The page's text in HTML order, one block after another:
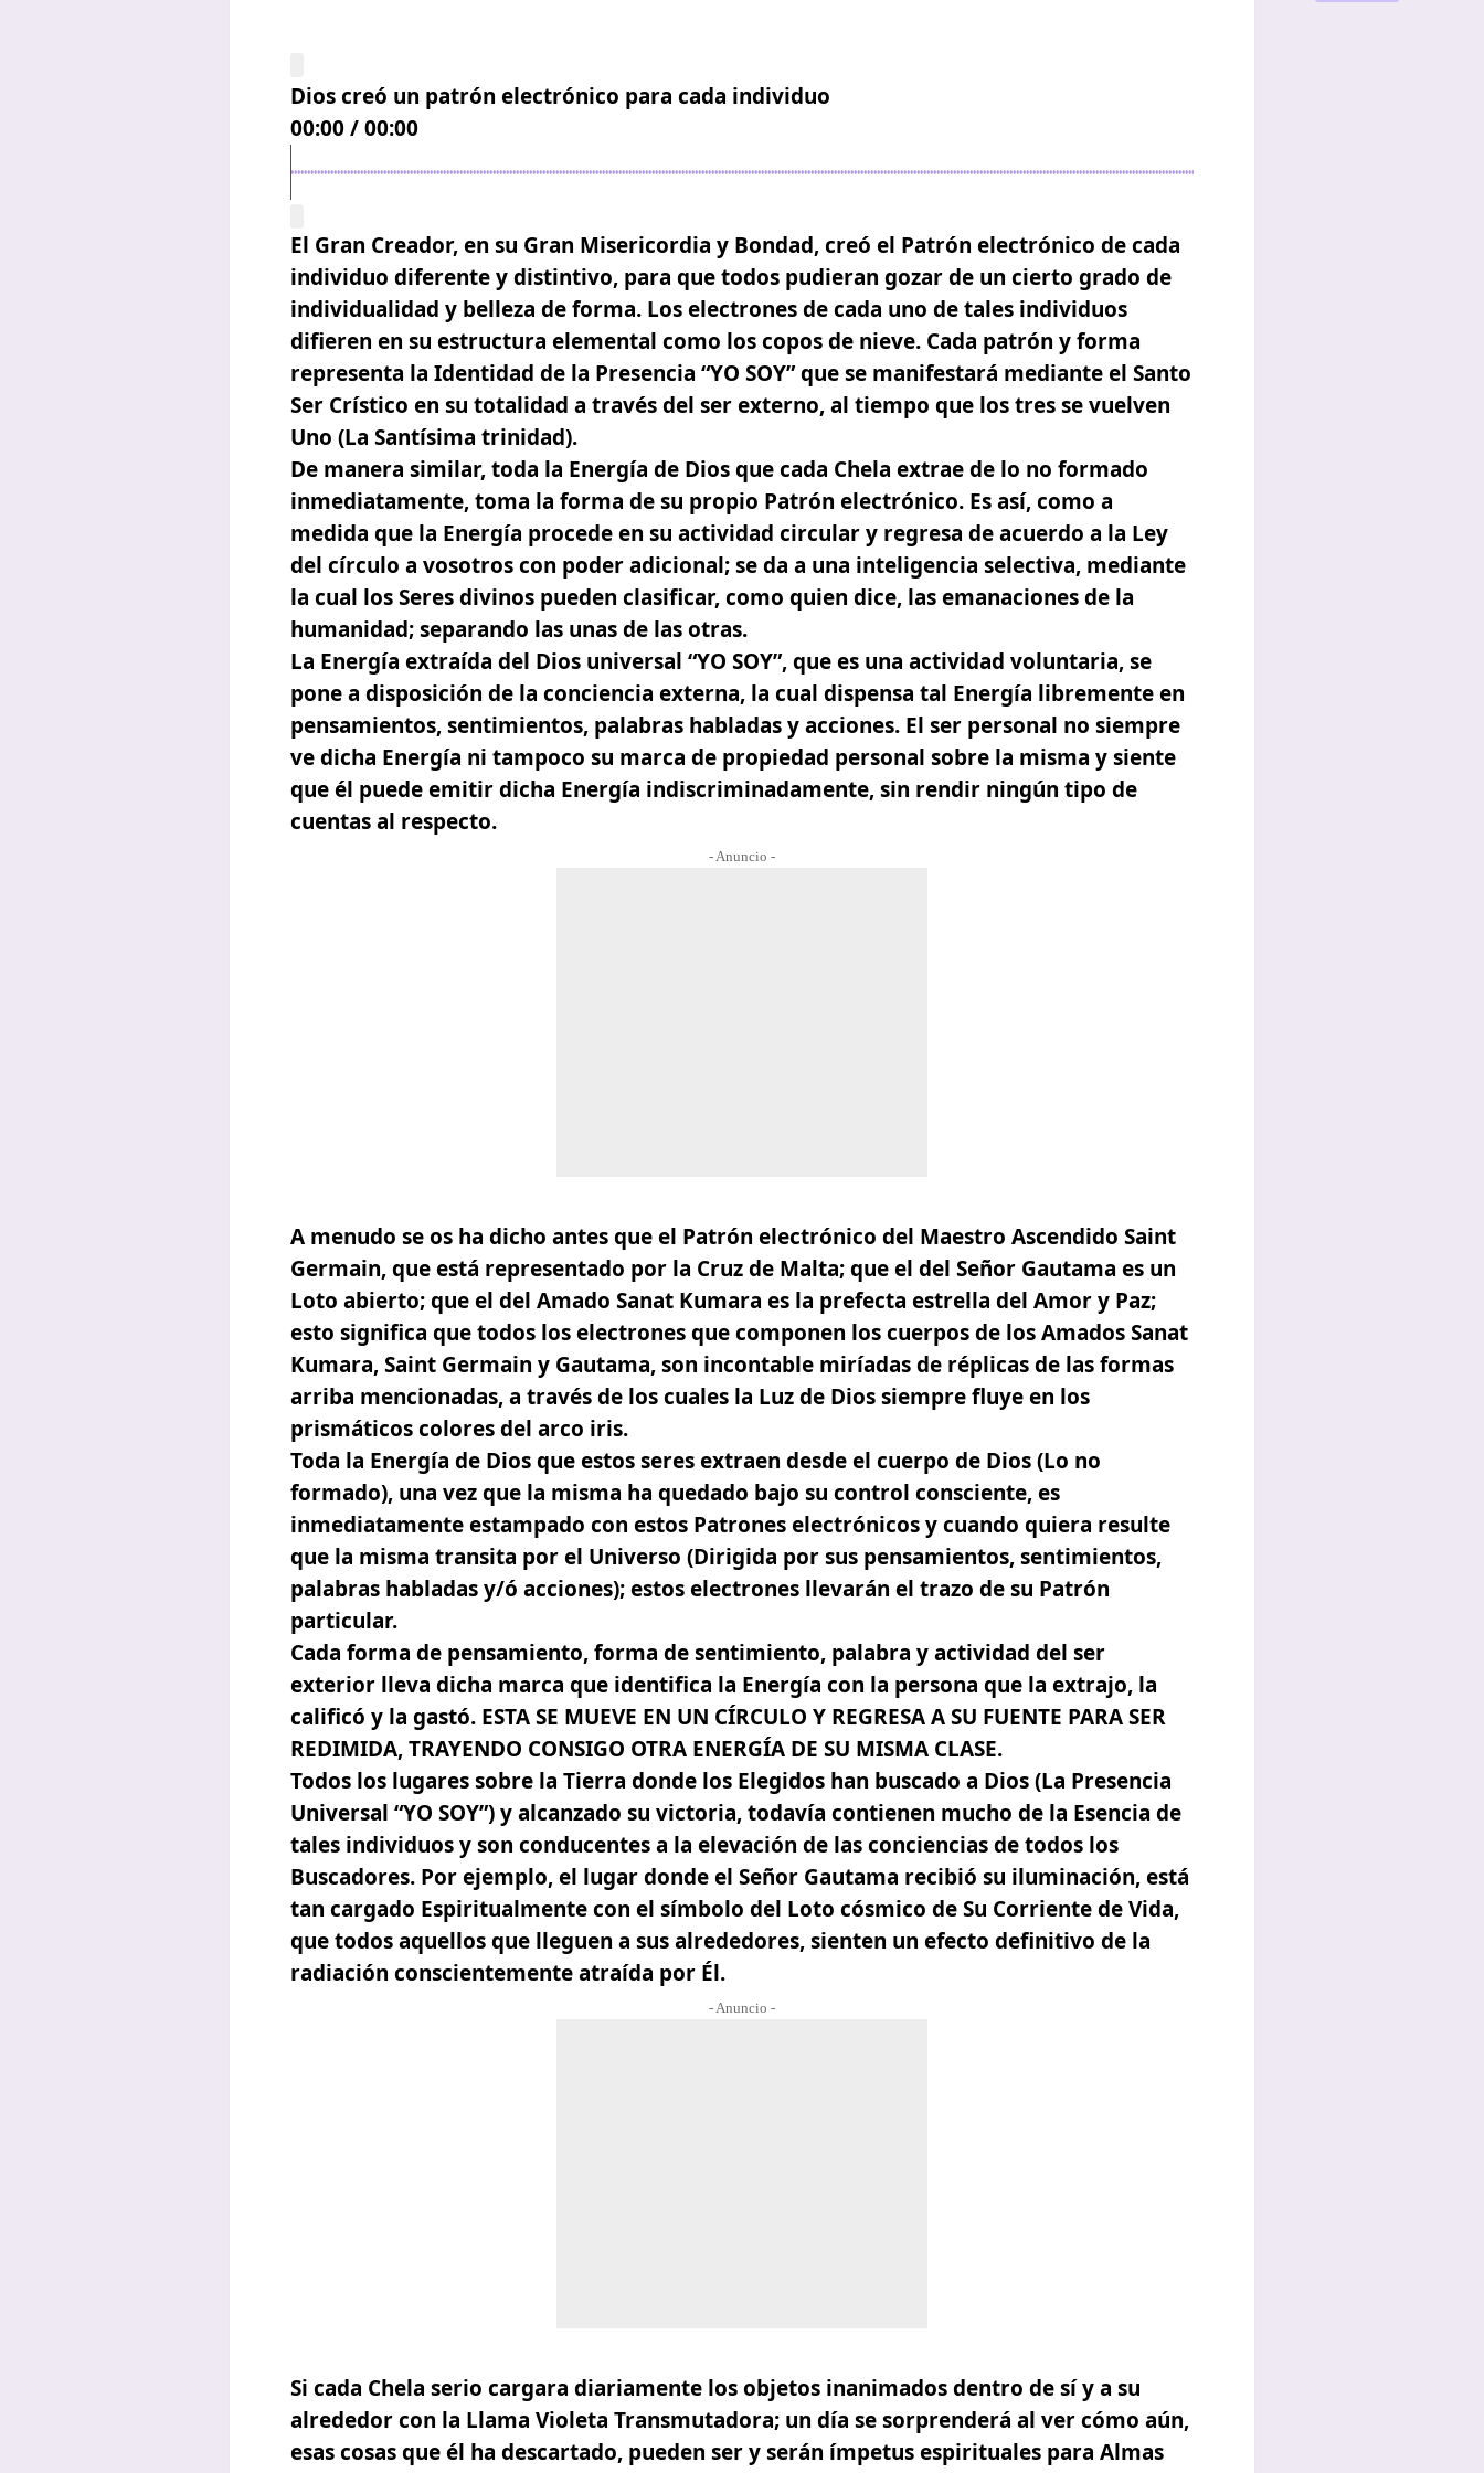
Dios creó un patrón electrónico para cada individuo
00:00 / 00:00
El Gran Creador, en su Gran Misericordia y Bondad, creó el Patrón electrónico de cada
individuo diferente y distintivo, para que todos pudieran gozar de un cierto grado de
individualidad y belleza de forma. Los electrones de cada uno de tales individuos
difieren en su estructura elemental como los copos de nieve. Cada patrón y forma
representa la Identidad de la Presencia “YO SOY” que se manifestará mediante el Santo
Ser Crístico en su totalidad a través del ser externo, al tiempo que los tres se vuelven
Uno (La Santísima trinidad).
De manera similar, toda la Energía de Dios que cada Chela extrae de lo no formado
inmediatamente, toma la forma de su propio Patrón electrónico. Es así, como a
medida que la Energía procede en su actividad circular y regresa de acuerdo a la Ley
del círculo a vosotros con poder adicional; se da a una inteligencia selectiva, mediante
la cual los Seres divinos pueden clasificar, como quien dice, las emanaciones de la
humanidad; separando las unas de las otras.
La Energía extraída del Dios universal “YO SOY”, que es una actividad voluntaria, se
pone a disposición de la conciencia externa, la cual dispensa tal Energía libremente en
pensamientos, sentimientos, palabras habladas y acciones. El ser personal no siempre
ve dicha Energía ni tampoco su marca de propiedad personal sobre la misma y siente
que él puede emitir dicha Energía indiscriminadamente,sin rendir ningún tipo de
cuentas al respecto.
- Anuncio -
A menudo se os ha dicho antes que el Patrón electrónico del Maestro Ascendido Saint
Germain, que está representado por la Cruz de Malta; que el del Señor Gautama es un
Loto abierto; que el del Amado Sanat Kumara es la prefecta estrella del Amor y Paz;
esto significa que todos los electrones que componen los cuerpos de los Amados Sanat
Kumara,Saint Germain y Gautama, son incontable miríadas de réplicas de las formas
arriba mencionadas, a través de los cuales la Luz de Dios siempre fluye en los
prismáticos colores del arco iris.
Toda la Energía de Dios que estos seres extraen desde el cuerpo de Dios (Lo no
formado), una vez que la misma ha quedado bajo su control consciente, es
inmediatamente estampado con estos Patrones electrónicos y cuando quiera resulte
que la misma transita por el Universo (Dirigida por sus pensamientos, sentimientos,
palabras habladas y/ó acciones);estos electrones llevarán el trazo de su Patrón
particular.
Cada forma de pensamiento, forma de sentimiento, palabra y actividad del ser
exterior lleva dicha marca que identifica la Energía con la persona que la extrajo, la
calificó y la gastó. ESTA SE MUEVE EN UN CÍRCULO Y REGRESA A SU FUENTE PARA SER
REDIMIDA, TRAYENDO CONSIGO OTRA ENERGÍA DE SU MISMA CLASE.
Todos los lugares sobre la Tierra donde los Elegidos han buscado a Dios (La Presencia
Universal “YO SOY”) y alcanzado su victoria, todavía contienen mucho de la Esencia de
tales individuos y son conducentes a la elevación de las conciencias de todos los
Buscadores. Por ejemplo, el lugar donde el Señor Gautama recibió su iluminación, está
tan cargado Espiritualmente con el símbolo del Loto cósmico de Su Corriente de Vida,
que todos aquellos que lleguen a sus alrededores, sienten un efecto definitivo de la
radiación conscientemente atraída por Él.
- Anuncio -
Si cada Chela serio cargara diariamente los objetos inanimados dentro de sí y a su
alrededor con la Llama Violeta Transmutadora; un día se sorprenderá al ver cómo aún,
esas cosas que él ha descartado, pueden ser y serán ímpetus espirituales para Almas